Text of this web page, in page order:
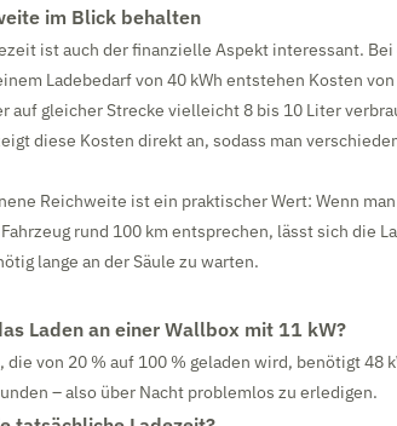
im Blick behalten
ist auch der finanzielle Aspekt interessant.
Ladebedarf von 40 kWh entstehen Kosten
auf gleicher Strecke vielleicht 8 bis 10 Liter
diese Kosten direkt an, sodass man
Reichweite ist ein praktischer Wert: Wenn
rund 100 km entsprechen, lässt sich die
lange an der Säule zu warten.
Laden an einer Wallbox mit 11 kW?
von 20 % auf 100 % geladen wird, benötigt 48
– also über Nacht problemlos zu erledigen.